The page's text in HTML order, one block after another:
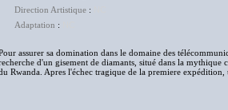
Direction Artistique :
Adaptation :
assurer sa domination dans le domaine des
d'un gisement de diamants, situé dans la
Rwanda. Apres l'échec tragique de la premiere